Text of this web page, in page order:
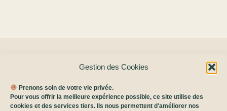
Gestion des Cookies
Prenons soin de votre vie privée.
Pour vous offrir la meilleure expérience possible, ce site utilise des
cookies et des services tiers. Ils nous permettent d'améliorer nos